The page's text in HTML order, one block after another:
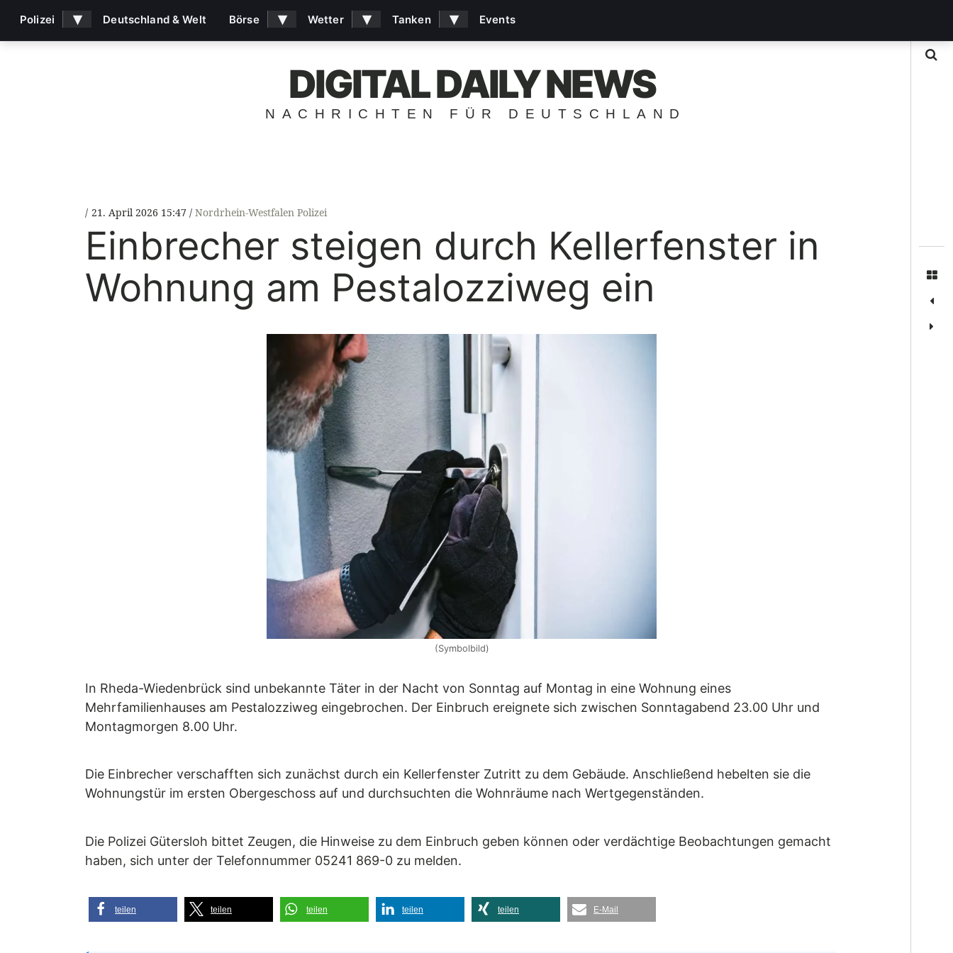
DIGITAL DAILY NEWS
NACHRICHTEN FÜR DEUTSCHLAND
21. April 2026 15:47 Nordrhein-Westfalen Polizei
Einbrecher steigen durch Kellerfenster in
Wohnung am Pestalozziweg ein
(Symbolbild)
In Rheda-Wiedenbrück sind unbekannte Täter in der Nacht von Sonntag auf Montag in eine Wohnung eines
Mehrfamilienhauses am Pestalozziweg eingebrochen. Der Einbruch ereignete sich zwischen Sonntagabend 23.00 Uhr und
Montagmorgen 8.00 Uhr.
Die Einbrecher verschafften sich zunächst durch ein Kellerfenster Zutritt zu dem Gebäude. Anschließend hebelten sie die
Wohnungstür im ersten Obergeschoss auf und durchsuchten die Wohnräume nach Wertgegenständen.
Die Polizei Gütersloh bittet Zeugen, die Hinweise zu dem Einbruch geben können oder verdächtige Beobachtungen gemacht
haben, sich unter der Telefonnummer 05241 869-0 zu melden.
teilen teilen teilen teilen teilen E-Mail
Polizei ▾ Deutschland & Welt Börse ▾ Wetter ▾ Tanken ▾ Events